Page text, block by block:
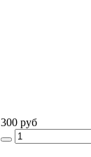
300 руб